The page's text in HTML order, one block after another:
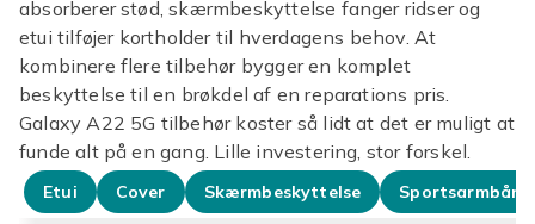
absorberer stød, skærmbeskyttelse fanger ridser og
etui tilføjer kortholder til hverdagens behov. At
kombinere flere tilbehør bygger en komplet
beskyttelse til en brøkdel af en reparations pris.
Galaxy A22 5G tilbehør koster så lidt at det er muligt at
funde alt på en gang. Lille investering, stor forskel.
Etui Cover Skærmbeskyttelse Sportsarmbånd